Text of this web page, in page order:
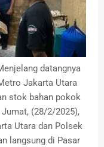
datangnya
Jakarta Utara
stok bahan pokok
(28/2/2025),
Utara dan Polsek
langsung di Pasar